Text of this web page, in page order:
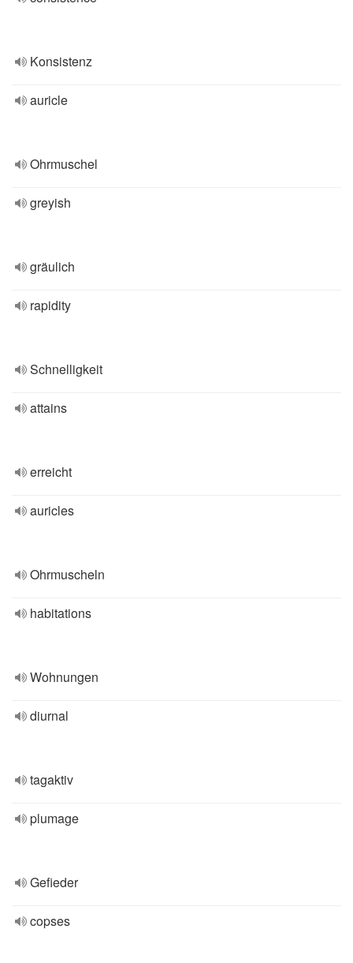
Konsistenz
auricle
Ohrmuschel
greyish
gräulich
rapidity
Schnelligkeit
attains
erreicht
auricles
Ohrmuscheln
habitations
Wohnungen
diurnal
tagaktiv
plumage
Gefieder
copses